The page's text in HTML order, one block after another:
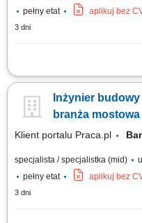
pełny etat
aplikuj bez
3 dni
współpraca z kierownikiem
kontraktowych; prowadzenie
opracowywanie i zgłaszanie
Inżynier
branża mostowa
Klient portalu Praca.pl
specjalista / specjalistka (mid)
pełny etat
aplikuj bez
3 dni